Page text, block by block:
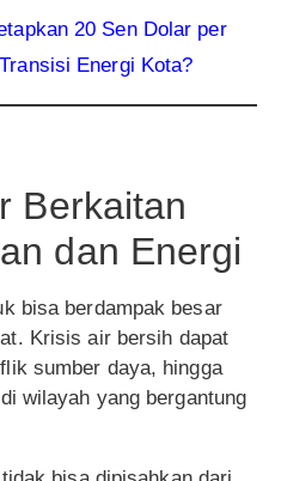
20 Sen Dolar per
Energi Kota?
Berkaitan
dan Energi
bisa berdampak besar
Krisis air bersih dapat
sumber daya, hingga
wilayah yang bergantung